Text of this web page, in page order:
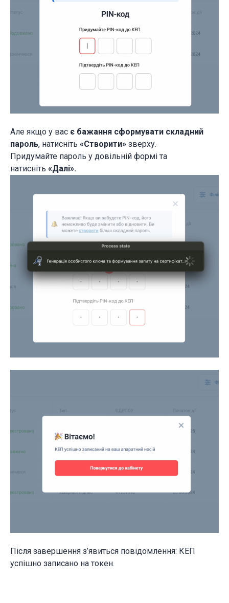
Але якщо у вас є бажання сформувати складний
пароль, натисніть «Створити» зверху.
Придумайте пароль у довільній формі та
натисніть «Далі».
Після завершення з’явиться повідомлення: КЕП
успішно записано на токен.